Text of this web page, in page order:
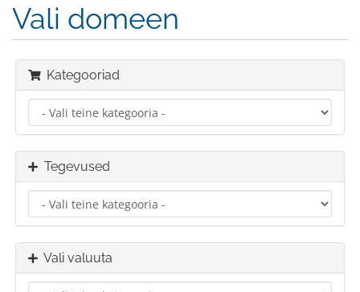
Vali domeen
Kategooriad
Tegevused
Vali valuuta